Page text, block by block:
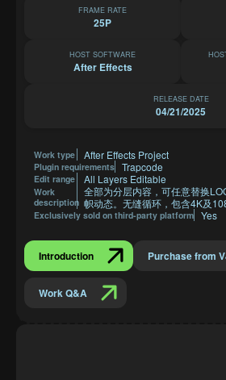
FRAME RATE
25P
HOST SOFTWARE
After Effects
RELEASE DATE
04/21/2025
Work type After Effects Project
Plugin requirements Trapcode
Edit range All Layers Editable
Work
description
全部为分层内容，可任意替换
帜动态。无缝循环，包含4K及
Exclusively sold on third-party platform Yes
Introduction Purchase from
Work Q&A